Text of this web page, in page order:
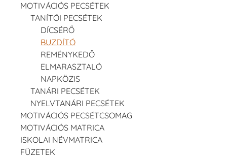
MOTIVÁCIÓS PECSÉTEK
TANÍTÓI PECSÉTEK
DÍCSÉRŐ
BUZDÍTÓ
REMÉNYKEDŐ
ELMARASZTALÓ
NAPKÖZIS
TANÁRI PECSÉTEK
NYELVTANÁRI PECSÉTEK
MOTIVÁCIÓS PECSÉTCSOMAG
MOTIVÁCIÓS MATRICA
ISKOLAI NÉVMATRICA
FÜZETEK